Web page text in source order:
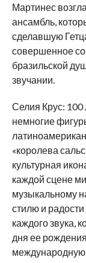
Мартинес
ансамбль,
сделавшую
совершенное
бразильской
звучании.
Селия Крус: 100
немногие
«королева
культурная
каждой сцене
музыкальному
стилю и
каждого звука,
дня ее
международную